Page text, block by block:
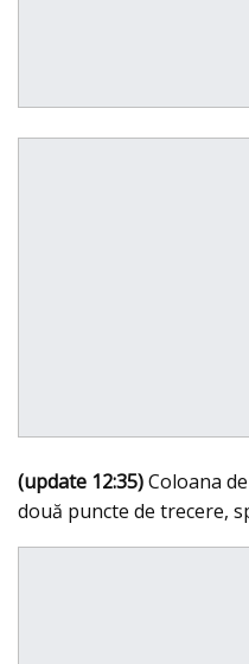
(update 12:35)Coloana
două puncte de trecere,